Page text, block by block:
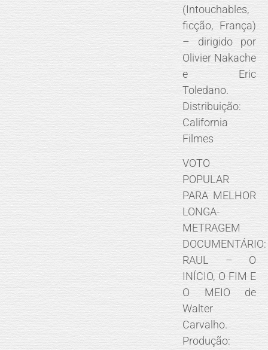
(Intouchables,
ficção, França)
– dirigido por
Olivier Nakache
e Eric
Toledano.
Distribuição:
California
Filmes
VOTO
POPULAR
PARA MELHOR
LONGA-
METRAGEM
DOCUMENTÁRIO:
RAUL – O
INÍCIO, O FIM E
O MEIO de
Walter
Carvalho.
Produção: